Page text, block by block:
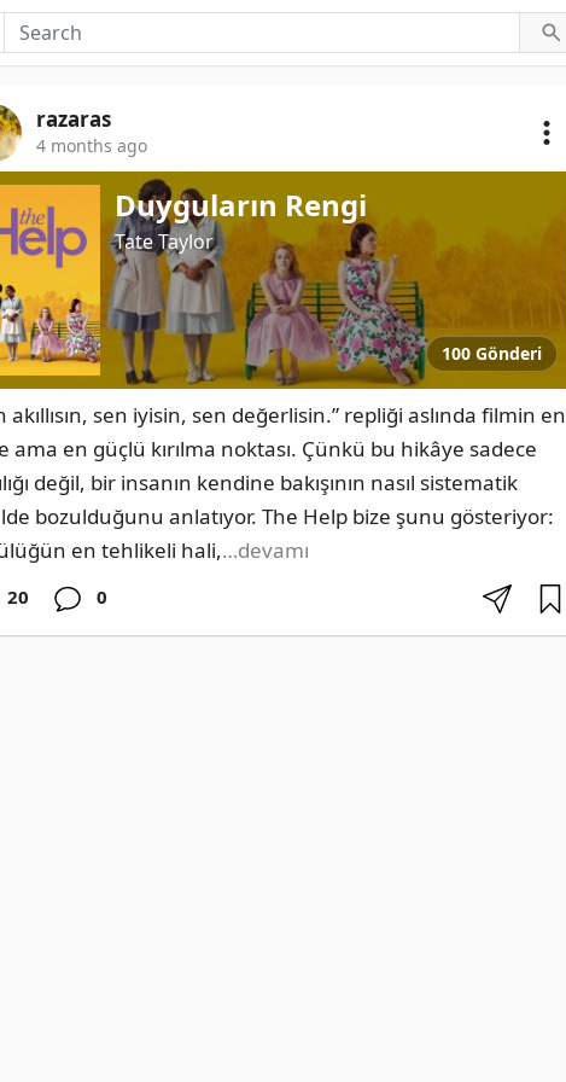
razaras
4 months ago
Duyguların Rengi
Tate Taylor
100 Gönderi
akıllısın, sen iyisin, sen değerlisin.” repliği aslında filmin en
ama en güçlü kırılma noktası. Çünkü bu hikâye sadece
değil, bir insanın kendine bakışının nasıl sistematik
bozulduğunu anlatıyor. The Help bize şunu gösteriyor:
en tehlikeli hali,…devamı
20 0